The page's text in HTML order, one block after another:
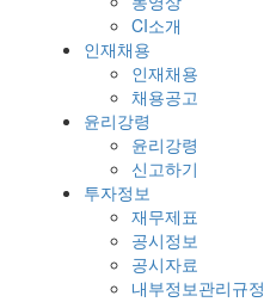
CI소개
인재채용
인재채용
채용공고
윤리강령
윤리강령
신고하기
투자정보
재무제표
공시정보
공시자료
내부정보관리규정